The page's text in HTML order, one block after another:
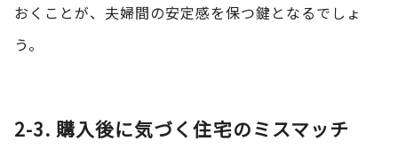
おくことが、夫婦間の安定感を保つ鍵となるでしょ
う。
2-3. 購入後に気づく住宅のミスマッチ